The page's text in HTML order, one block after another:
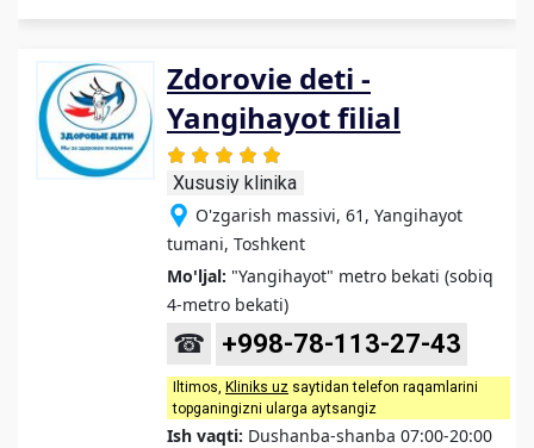
Zdorovie deti -
Yangihayot filial
Xususiy klinika
O'zgarish massivi, 61, Yangihayot
tumani, Toshkent
Mo'ljal: "Yangihayot" metro bekati (sobiq
4-metro bekati)
☎ +998-78-113-27-43
Iltimos, Kliniks uz saytidan telefon raqamlarini
topganingizni ularga aytsangiz
Ish vaqti: Dushanba-shanba 07:00-20:00